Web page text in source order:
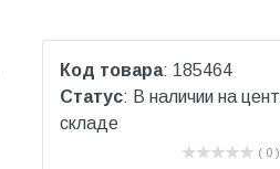
Код товара: 185464
Статус: В наличии на
складе
( 0 )